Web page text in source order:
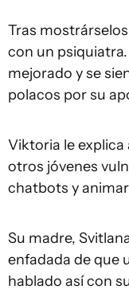
Tras
con un
mejorado y se
polacos por su
Viktoria le explica
otros jóvenes
chatbots y
Su madre,
enfadada de que
hablado así con